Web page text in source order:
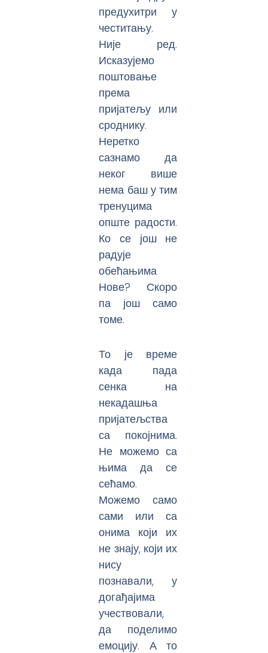
предухитри у
честитању.
Није ред.
Исказујемо
поштовање
према
пријатељу или
сроднику.
Неретко
сазнамо да
неког више
нема баш у тим
тренуцима
опште радости.
Ко се још не
радује
обећањима
Нове? Скоро
па још само
томе.
То је време
када пада
сенка на
некадашња
пријатељства
са покојнима.
Не можемо са
њима да се
сећамо.
Можемо само
сами или са
онима који их
не знају, који их
нису
познавали, у
догађајима
учествовали,
да поделимо
емоцију. А то